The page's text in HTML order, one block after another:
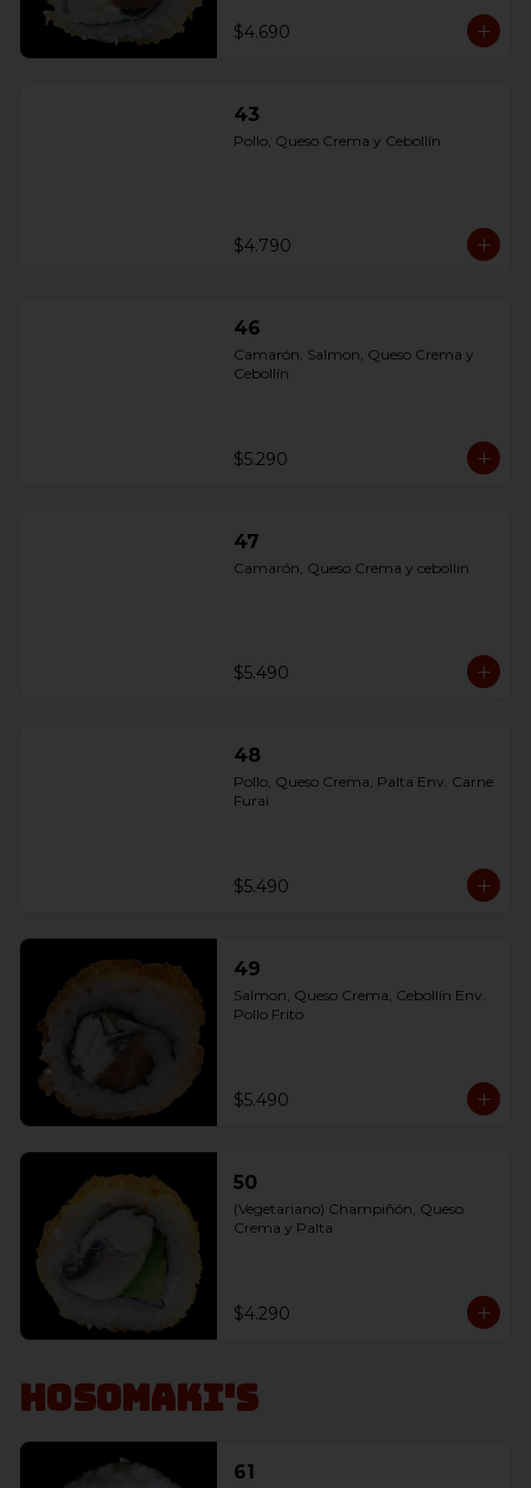
$4.690
43
Pollo, Queso Crema y Cebollín
$4.790
46
Camarón, Salmon, Queso Crema y
Cebollín
$5.290
47
Camarón, Queso Crema y cebollin
$5.490
48
Pollo, Queso Crema, Palta Env. Carne
Furai
$5.490
49
Salmon, Queso Crema, Cebollín Env.
Pollo Frito
$5.490
50
(Vegetariano) Champiñón, Queso
Crema y Palta
$4.290
Hosomaki's
61